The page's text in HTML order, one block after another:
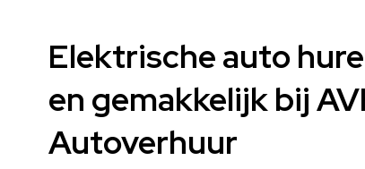
Elektrische auto
en gemakkelijk bij
Autoverhuur